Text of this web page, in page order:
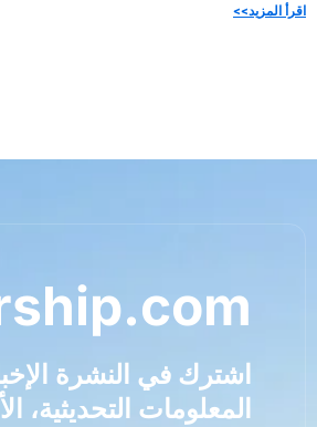
اقرأ المزيد>>
اشترك في النشرة
المعلومات التحديثية،